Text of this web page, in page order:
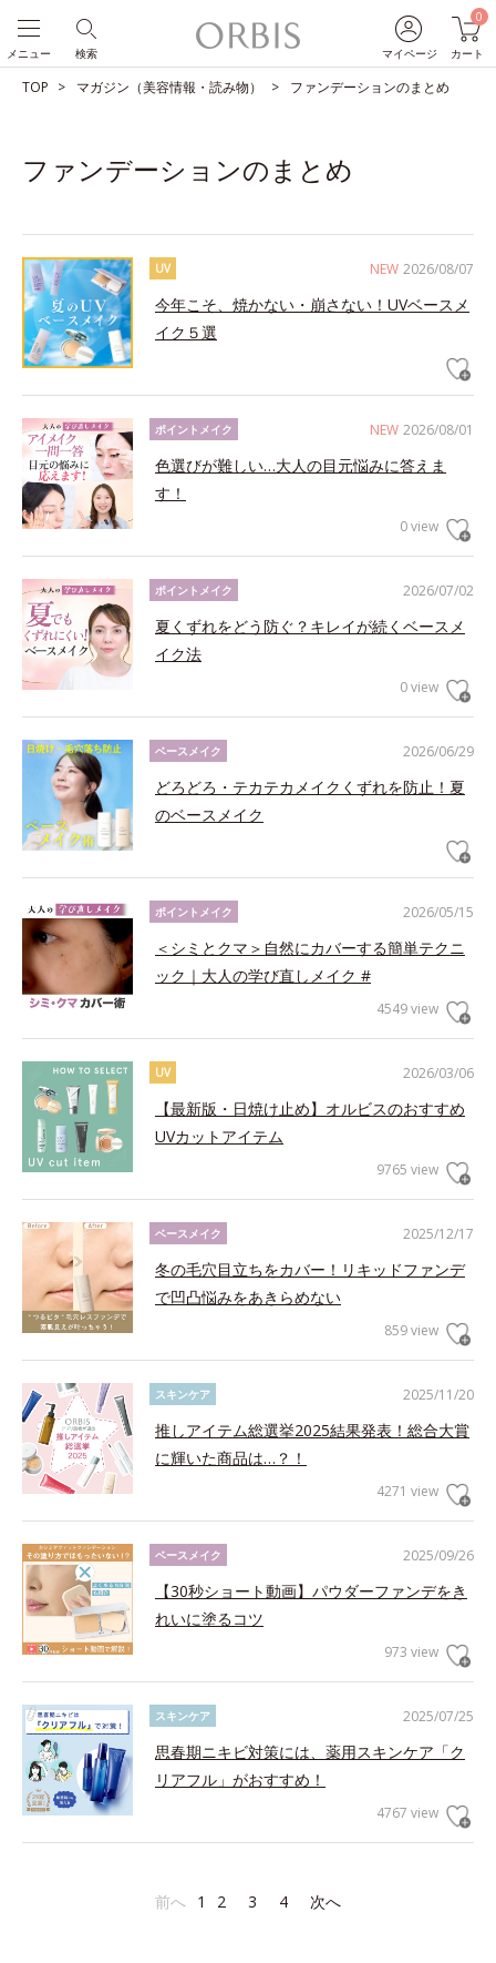
マイページ
0
カート
検索
メニュー
TOP マガジン（美容情報・読み物） ファンデーションのまとめ
ファンデーションのまとめ
NEW 2026/08/07
UV
今年こそ、焼かない・崩さない！UVベースメ
イク５選
NEW 2026/08/01
ポイントメイク
色選びが難しい…大人の目元悩みに答えま
す！
0 view
2026/07/02
ポイントメイク
夏くずれをどう防ぐ？キレイが続くベースメ
イク法
0 view
2026/06/29
ベースメイク
どろどろ・テカテカメイクくずれを防止！夏
のベースメイク
2026/05/15
ポイントメイク
＜シミとクマ＞自然にカバーする簡単テクニ
ック｜大人の学び直しメイク #
4549 view
2026/03/06
UV
【最新版・日焼け止め】オルビスのおすすめ
UVカットアイテム
9765 view
2025/12/17
ベースメイク
冬の毛穴目立ちをカバー！リキッドファンデ
で凹凸悩みをあきらめない
859 view
2025/11/20
スキンケア
推しアイテム総選挙2025結果発表！総合大賞
に輝いた商品は…？！
4271 view
2025/09/26
ベースメイク
【30秒ショート動画】パウダーファンデをき
れいに塗るコツ
973 view
2025/07/25
スキンケア
思春期ニキビ対策には、薬用スキンケア「ク
リアフル」がおすすめ！
4767 view
前へ 1 2 3 4 次へ